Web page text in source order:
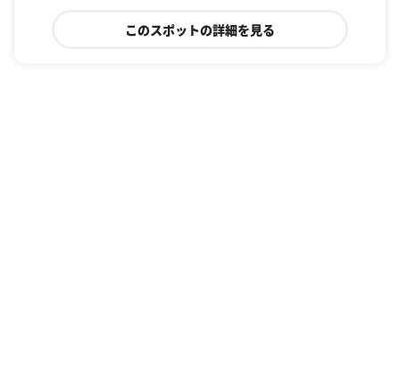
このスポットの詳細を見る